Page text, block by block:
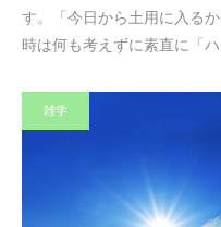
す。「今日から土用に入る
時は何も考えずに素直に「
雑学